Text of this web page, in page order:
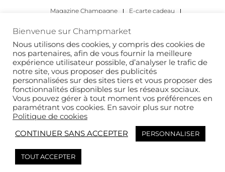
Magazine Champagne
E-carte cadeau
Les occasions pour déguster du champagne
Pour les particuliers
Pour les entreprises
Copyright 2022 © tous droits réservés. Champmarket.
Bienvenue sur Champmarket
Nous utilisons des cookies, y compris des cookies de
nos partenaires, afin de vous fournir la meilleure
expérience utilisateur possible, d’analyser le trafic de
notre site, vous proposer des publicités
personnalisées sur des sites tiers et vous proposer des
fonctionnalités disponibles sur les réseaux sociaux.
Vous pouvez gérer à tout moment vos préférences en
paramétrant vos cookies. En savoir plus sur notre
Politique de cookies
CONTINUER SANS ACCEPTER
PERSONNALISER
TOUT ACCEPTER